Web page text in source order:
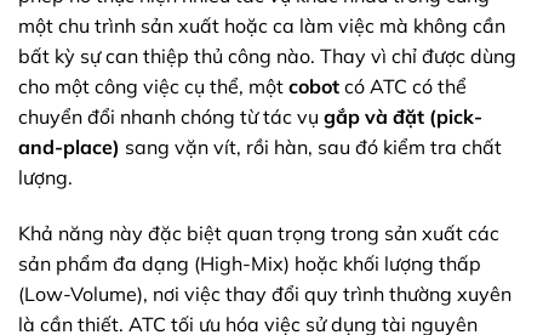
một chu trình sản xuất hoặc ca làm việc mà không cần
bất kỳ sự can thiệp thủ công nào. Thay vì chỉ được dùng
cho một công việc cụ thể, một cobot có ATC có thể
chuyển đổi nhanh chóng từ tác vụ gắp và đặt (pick-
and-place) sang vặn vít, rồi hàn, sau đó kiểm tra chất
lượng.
Khả năng này đặc biệt quan trọng trong sản xuất các
sản phẩm đa dạng (High-Mix) hoặc khối lượng thấp
(Low-Volume), nơi việc thay đổi quy trình thường xuyên
là cần thiết. ATC tối ưu hóa việc sử dụng tài nguyên